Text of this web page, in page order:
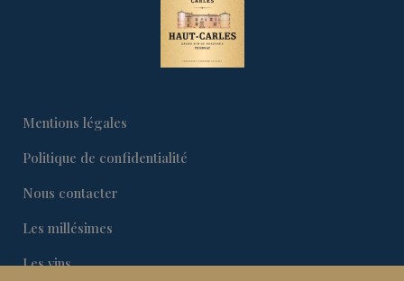
Mentions légales
Politique de confidentialité
Nous contacter
Les millésimes
Les vins